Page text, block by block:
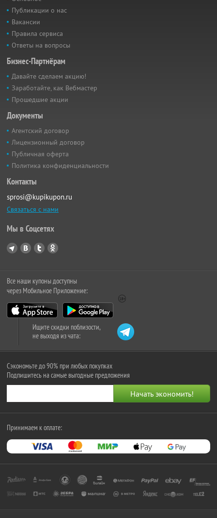
Публикации о нас
Вакансии
Правила сервиса
Ответы на вопросы
Бизнес-Партнёрам
Давайте сделаем акцию!
Заработайте, как Вебмастер
Прошедшие акции
Документы
Агентский договор
Лицензионный договор
Публичная оферта
Политика конфиденциальности
Контакты
sprosi@kupikupon.ru
Связаться с нами
Мы в Соцсетях
Все наши купоны доступны
через Мобильное Приложение:
Ищите скидки поблизости,
не выходя из чата:
Сэкономьте до 90% при любых покупках
Подпишитесь на самые выгодные предложения
Принимаем к оплате: